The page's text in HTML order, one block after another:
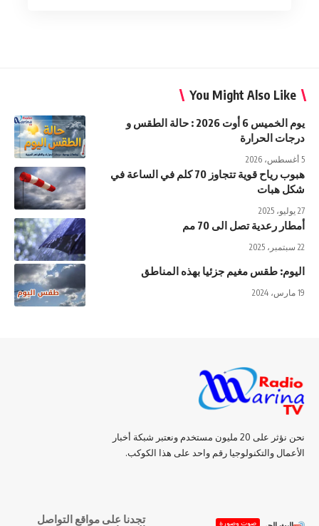
You Might Also Like
يوم الخميس 6 أوت 2026 : حالة الطقس و
درجات الحرارة
5 أغسطس، 2026
هبوب رياح قوية تتجاوز 70 كلم في الساعة في
شكل هبات
27 يوليو، 2025
أمطار رعدية تصل الى 70 مم
22 سبتمبر، 2025
اليوم: طقس مغيم جزئيا بهذه المناطق
19 مارس، 2024
نحن نؤثر على 20 مليون مستخدم ونعتبر شبكة أخبار
الأعمال والتكنولوجيا رقم واحد على هذا الكوكب.
صوت وصورة
تجدنا على مواقع التواصل